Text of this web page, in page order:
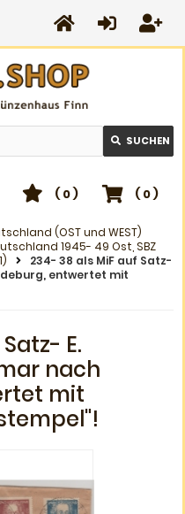
SUCHEN
( 0)
( 0)
(OST und WEST)
1945- 49 Ost, SBZ
234- 38 als MiF auf Satz-
entwertet mit
E.
nach
mit